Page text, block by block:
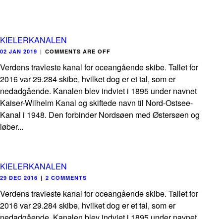
KIELERKANALEN
02 JAN 2019 | COMMENTS ARE OFF
Verdens travleste kanal for oceangående skibe. Tallet for
2016 var 29.284 skibe, hvilket dog er et tal, som er
nedadgående. Kanalen blev indviet i 1895 under navnet
Kaiser-Wilhelm Kanal og skiftede navn til Nord-Ostsee-
Kanal i 1948. Den forbinder Nordsøen med Østersøen og
løber...
KIELERKANALEN
29 DEC 2016 | 2 COMMENTS
Verdens travleste kanal for oceangående skibe. Tallet for
2016 var 29.284 skibe, hvilket dog er et tal, som er